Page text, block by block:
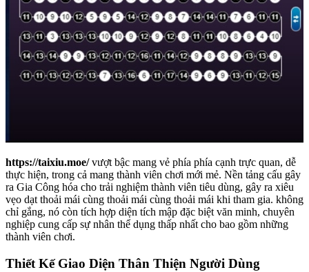
https://taixiu.moe/vượt bậc mang vẻ phía phía cạnh trực quan, dễ
thực hiện, trong cả mang thành viên chơi mới mẻ. Nền tảng cấu gây
ra Gia Công hóa cho trải nghiệm thành viên tiêu dùng, gây ra xiêu
vẹo dạt thoải mái cùng thoải mái cùng thoải mái khi tham gia. không
chỉ gắng, nó còn tích hợp diện tích mập đặc biệt văn minh, chuyên
nghiệp cung cấp sự nhân thể dụng thấp nhất cho bao gồm những
thành viên chơi.
Thiết Kế Giao Diện Thân Thiện Người Dùng